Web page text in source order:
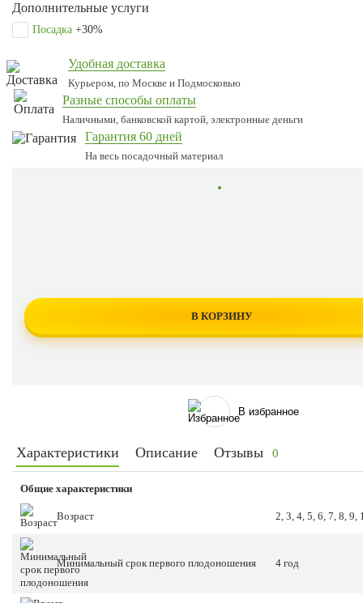
Дополнительные услуги
Посадка +30%
Удобная доставка
Курьером, по Москве и Подмосковью
Разные способы оплаты
Наличными, банковской картой, электронные деньги
Гарантия 60 дней
На весь посадочный материал
В КОРЗИНУ
В избранное
Характеристики Описание Отзывы 0
Общие характеристики
Возраст 2, 3, 4, 5, 6, 7, 8, 9,
Минимальный срок первого плодоношения 4 год